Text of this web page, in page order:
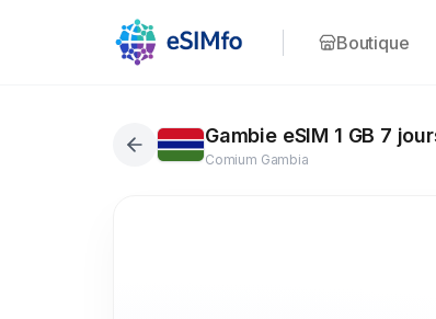
Boutique
Gambie eSIM 1 GB 7
Comium Gambia